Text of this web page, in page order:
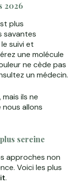
2026
plus
savantes
suivi et
une molécule
ne cède pas
un médecin.
ils ne
allons
sereine
approches non
Voici les plus
.